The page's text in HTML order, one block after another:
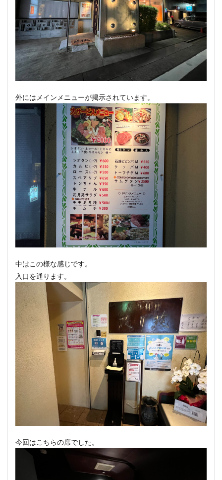
外にはメインメニューが掲示されています。
中はこの様な感じです。
入口を通ります。
今回はこちらの席でした。